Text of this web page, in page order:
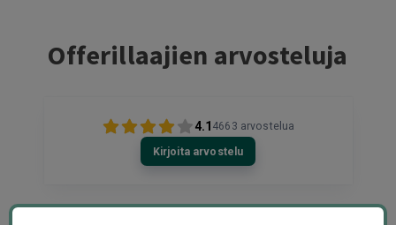
Offerillaajien arvosteluja
4.1 4663 arvostelua
Kirjoita arvostelu